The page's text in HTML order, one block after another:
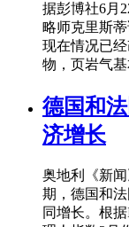
据彭博社6月
略师克里斯
现在情况已
物，页岩气
德国和
济增长
奥地利《新
期，德国和
同增长。根